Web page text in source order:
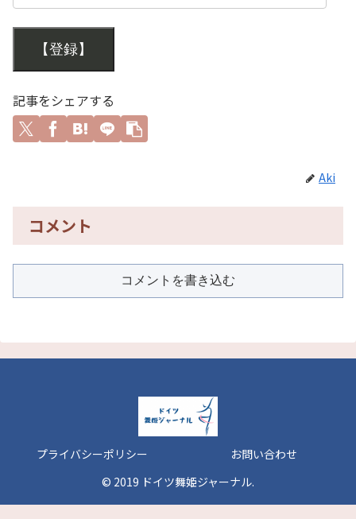
【登録】
記事をシェアする
Aki
コメント
コメントを書き込む
プライバシーポリシー
お問い合わせ
© 2019 ドイツ舞姫ジャーナル.